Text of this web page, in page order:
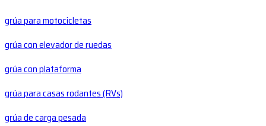
grúa para motocicletas
grúa con elevador de ruedas
grúa con plataforma
grúa para casas rodantes (RVs)
grúa de carga pesada